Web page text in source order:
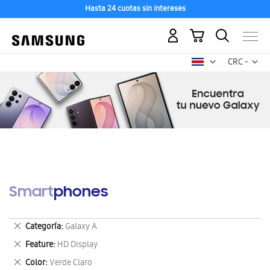
Hasta 24 cuotas sin intereses
CRC -
colón
Mi carrito
Smartphones
Categoría Galaxy A
Eliminar
este
artículo
Feature HD Display
Eliminar
este
Color Verde Claro
Eliminar